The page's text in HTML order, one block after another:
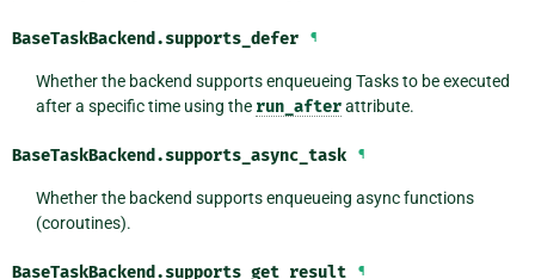
BaseTaskBackend.supports_defer ¶
Whether the backend supports enqueueing Tasks to be executed
after a specific time using the run_afterattribute.
BaseTaskBackend.supports_async_task ¶
Whether the backend supports enqueueing async functions
(coroutines).
BaseTaskBackend.supports_get_result ¶